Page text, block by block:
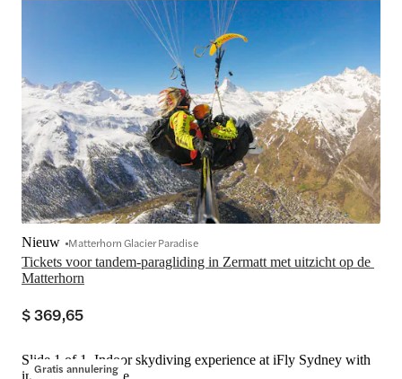
Tickets voor tandem-paragliding in Zermatt met uitzicht op de
Matterhorn
Nieuw Matterhorn Glacier Paradise
$ 369,65
Gratis annulering
Slide 1 of 1, Indoor skydiving experience at iFly Sydney with
instructor guidance.